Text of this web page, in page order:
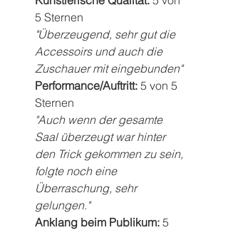
5 Sternen
"Überzeugend, sehr gut die
Accessoirs und auch die
Zuschauer mit eingebunden"
Performance/Auftritt: 5 von 5
Sternen
"Auch wenn der gesamte
Saal überzeugt war hinter
den Trick gekommen zu sein,
folgte noch eine
Überraschung, sehr
gelungen."
Anklang beim Publikum: 5